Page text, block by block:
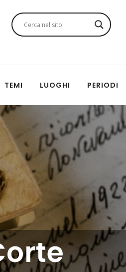
TEMI LUOGHI PERIODI